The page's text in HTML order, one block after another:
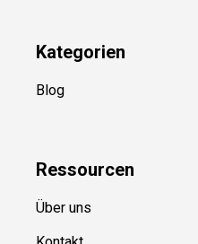
Kategorien
Ressource